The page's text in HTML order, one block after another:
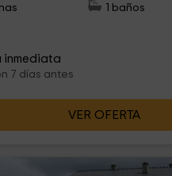
1 baños
inmediata
7 días antes
VER OFERTA